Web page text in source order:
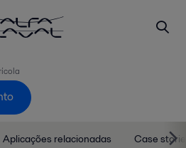
Aplicações relacionadas Case